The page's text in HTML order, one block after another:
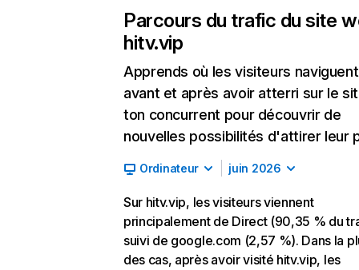
Parcours du trafic du site
hitv.vip
Apprends où les visiteurs naviguent
avant et après avoir atterri sur le
ton concurrent pour découvrir de
nouvelles possibilités d'attirer leur
Ordinateur juin 2026
Sur hitv.vip, les visiteurs viennent
principalement de Direct (90,35 % du
suivi de google.com (2,57 %). Dans la
des cas, après avoir visité hitv.vip, les